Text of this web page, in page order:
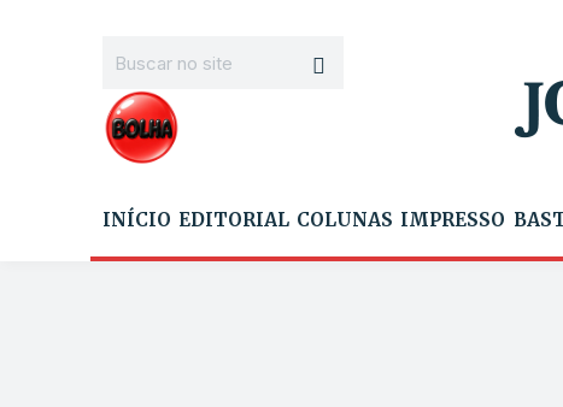
INÍCIO EDITORIAL COLUNAS IMPRESSO